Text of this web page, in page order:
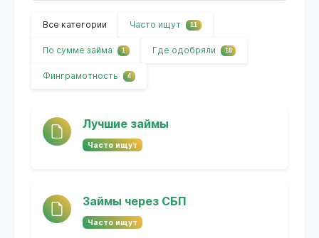
Все категории Часто ищут 11
По сумме займа 1 Где одобряли 18
Финграмотность 4
Лучшие займы
Часто ищут
Займы через СБП
Часто ищут